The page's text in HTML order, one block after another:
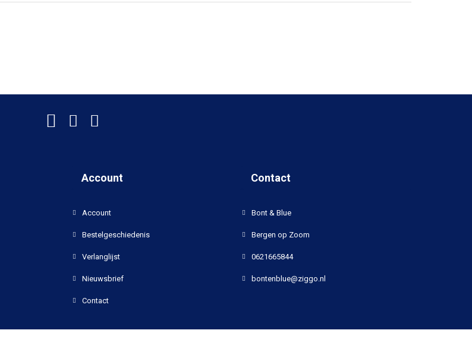
Account
Account
Bestelgeschiedenis
Verlanglijst
Nieuwsbrief
Contact
Contact
Bont & Blue
Bergen op Zoom
0621665844
bontenblue@ziggo.nl